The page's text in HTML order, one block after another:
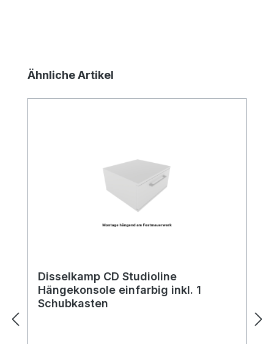
Produktgalerie überspringen
Ähnliche Artikel
Disselkamp CD Studioline
Hängekonsole einfarbig inkl. 1
Schubkasten